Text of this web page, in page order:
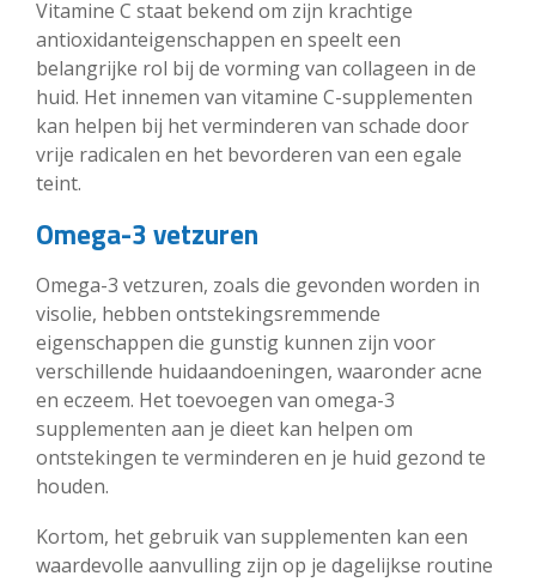
Vitamine C staat bekend om zijn krachtige
antioxidanteigenschappen en speelt een
belangrijke rol bij de vorming van collageen in de
huid. Het innemen van vitamine C-supplementen
kan helpen bij het verminderen van schade door
vrije radicalen en het bevorderen van een egale
teint.
Omega-3 vetzuren
Omega-3 vetzuren, zoals die gevonden worden in
visolie, hebben ontstekingsremmende
eigenschappen die gunstig kunnen zijn voor
verschillende huidaandoeningen, waaronder acne
en eczeem. Het toevoegen van omega-3
supplementen aan je dieet kan helpen om
ontstekingen te verminderen en je huid gezond te
houden.
Kortom, het gebruik van supplementen kan een
waardevolle aanvulling zijn op je dagelijkse routine